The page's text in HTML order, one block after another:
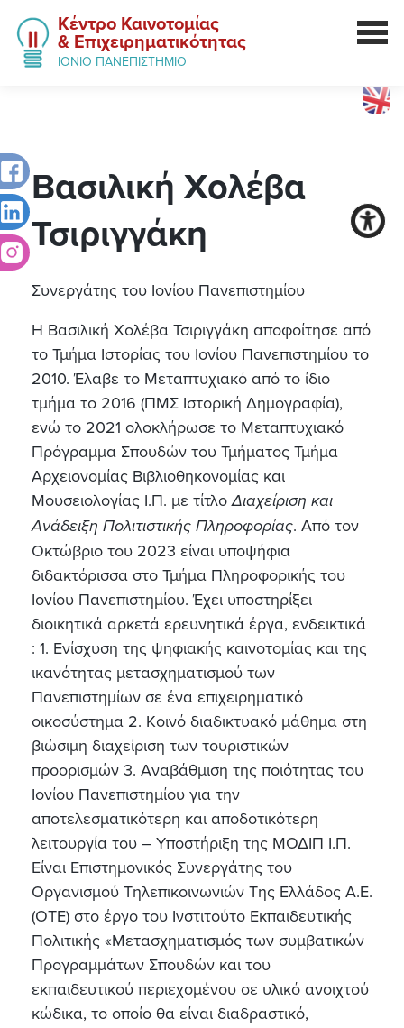
Κέντρο Καινοτομίας
& Επιχειρηματικότητας
ΙΟΝΙΟ ΠΑΝΕΠΙΣΤΗΜΙΟ
Βασιλική Χολέβα
Τσιριγγάκη
Συνεργάτης του Ιονίου Πανεπιστημίου
Η Βασιλική Χολέβα Τσιριγγάκη αποφοίτησε από
το Τμήμα Ιστορίας του Ιονίου Πανεπιστημίου το
2010. Έλαβε το Μεταπτυχιακό από το ίδιο
τμήμα το 2016 (ΠΜΣ Ιστορική Δημογραφία),
ενώ το 2021 ολοκλήρωσε το Μεταπτυχιακό
Πρόγραμμα Σπουδών του Τμήματος Τμήμα
Αρχειονομίας Βιβλιοθηκονομίας και
Μουσειολογίας Ι.Π. με τίτλοΔιαχείριση και
Ανάδειξη Πολιτιστικής Πληροφορίας. Από τον
Οκτώβριο του 2023 είναι υποψήφια
διδακτόρισσα στο Τμήμα Πληροφορικής του
Ιονίου Πανεπιστημίου. Έχει υποστηρίξει
διοικητικά αρκετά ερευνητικά έργα, ενδεικτικά
: 1. Ενίσχυση της ψηφιακής καινοτομίας και της
ικανότητας μετασχηματισμού των
Πανεπιστημίων σε ένα επιχειρηματικό
οικοσύστημα 2. Kοινό διαδικτυακό μάθημα στη
βιώσιμη διαχείριση των τουριστικών
προορισμών 3. Αναβάθμιση της ποιότητας του
Ιονίου Πανεπιστημίου για την
αποτελεσματικότερη και αποδοτικότερη
λειτουργία του – Υποστήριξη της ΜΟΔΙΠ Ι.Π.
Είναι Επιστημονικός Συνεργάτης του
Οργανισμού Τηλεπικοινωνιών Της Ελλάδος Α.Ε.
(ΟΤΕ) στο έργο του Ινστιτούτο Εκπαιδευτικής
Πολιτικής «Μετασχηματισμός των συμβατικών
Προγραμμάτων Σπουδών και του
εκπαιδευτικού περιεχομένου σε υλικό ανοιχτού
κώδικα, το οποίο θα είναι διαδραστικό,